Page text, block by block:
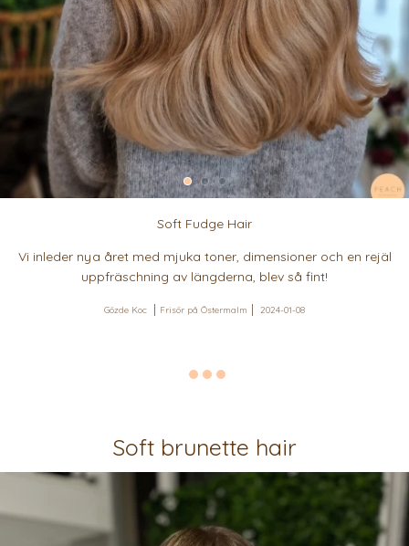
Soft Fudge Hair
Vi inleder nya året med mjuka toner, dimensioner och en rejäl
uppfräschning av längderna, blev så fint!
Gözde Koc Frisör på Östermalm 2024-01-08
Soft brunette hair